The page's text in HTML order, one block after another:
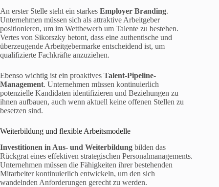
An erster Stelle steht ein starkes Employer Branding.
Unternehmen müssen sich als attraktive Arbeitgeber
positionieren, um im Wettbewerb um Talente zu bestehen.
Vertes von Sikorszky betont, dass eine authentische und
überzeugende Arbeitgebermarke entscheidend ist, um
qualifizierte Fachkräfte anzuziehen.
Ebenso wichtig ist ein proaktives Talent-Pipeline-
Management. Unternehmen müssen kontinuierlich
potenzielle Kandidaten identifizieren und Beziehungen zu
ihnen aufbauen, auch wenn aktuell keine offenen Stellen zu
besetzen sind.
Weiterbildung und flexible Arbeitsmodelle
Investitionen in Aus- und Weiterbildung bilden das
Rückgrat eines effektiven strategischen Personalmanagements.
Unternehmen müssen die Fähigkeiten ihrer bestehenden
Mitarbeiter kontinuierlich entwickeln, um den sich
wandelnden Anforderungen gerecht zu werden.